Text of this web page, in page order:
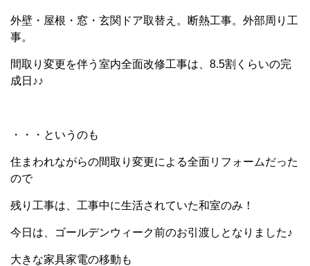
外壁・屋根・窓・玄関ドア取替え。断熱工事。外部周り工
事。
間取り変更を伴う室内全面改修工事は、8.5割くらいの完
成日♪♪
・・・というのも
住まわれながらの間取り変更による全面リフォームだった
ので
残り工事は、工事中に生活されていた和室のみ！
今日は、ゴールデンウィーク前のお引渡しとなりました♪
大きな家具家電の移動も